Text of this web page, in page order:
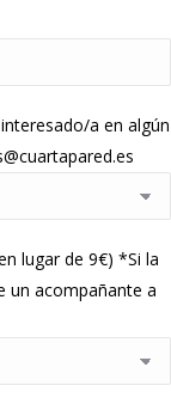
a en algún
lugar de 9€) *Si la
un acompañante a